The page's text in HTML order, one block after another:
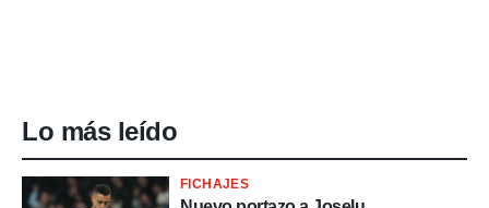
Lo más leído
FICHAJES